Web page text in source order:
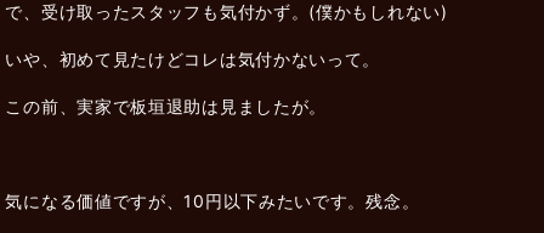
で、受け取ったスタッフも気付かず。(僕かもしれない)
いや、初めて見たけどコレは気付かないって。
この前、実家で板垣退助は見ましたが。
気になる価値ですが、10円以下みたいです。残念。